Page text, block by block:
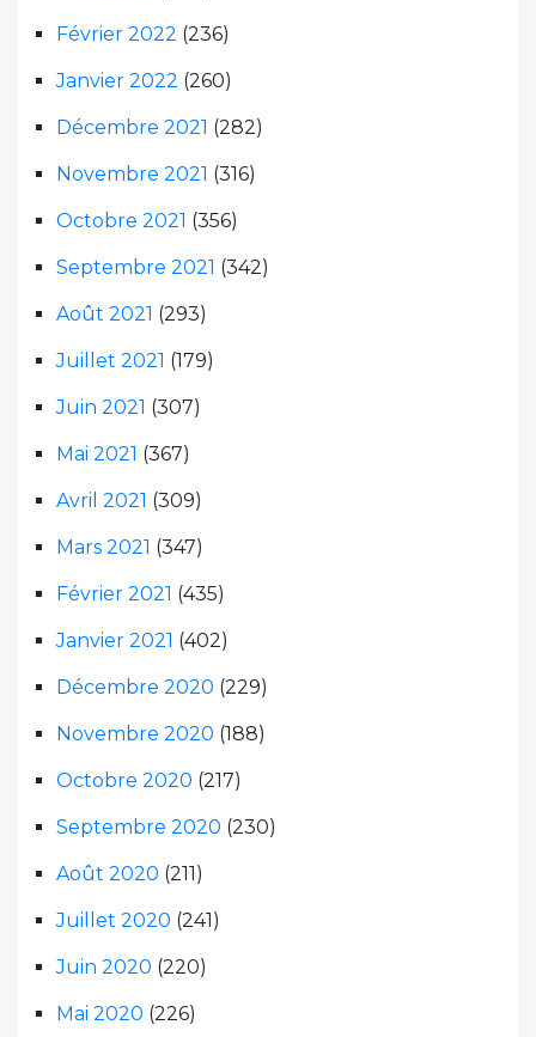
Février 2022 (236)
Janvier 2022 (260)
Décembre 2021 (282)
Novembre 2021 (316)
Octobre 2021 (356)
Septembre 2021 (342)
Août 2021 (293)
Juillet 2021 (179)
Juin 2021 (307)
Mai 2021 (367)
Avril 2021 (309)
Mars 2021 (347)
Février 2021 (435)
Janvier 2021 (402)
Décembre 2020 (229)
Novembre 2020 (188)
Octobre 2020 (217)
Septembre 2020 (230)
Août 2020 (211)
Juillet 2020 (241)
Juin 2020 (220)
Mai 2020 (226)